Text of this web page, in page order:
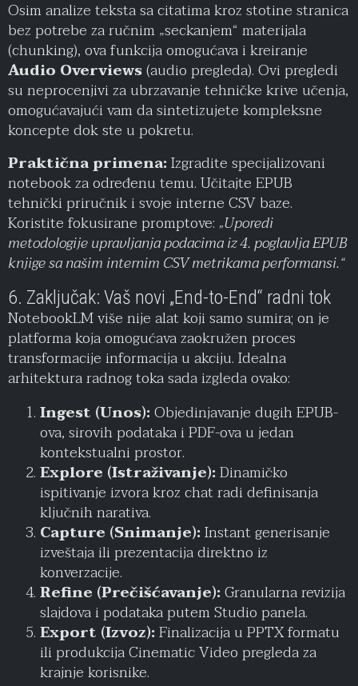
Osim analize teksta sa citatima kroz stotine stranica
bez potrebe za ručnim „seckanjem“ materijala
(chunking), ova funkcija omogućava i kreiranje
Audio Overviews(audio pregleda). Ovi pregledi
su neprocenjivi za ubrzavanje tehničke krive učenja,
omogućavajući vam da sintetizujete kompleksne
koncepte dok ste u pokretu.
Praktična primena:Izgradite specijalizovani
notebook za određenu temu. Učitajte EPUB
tehnički priručnik i svoje interne CSV baze.
Koristite fokusirane promptove:„Uporedi
metodologije upravljanja podacima iz 4. poglavlja EPUB
knjige sa našim internim CSV metrikama performansi.“
6. Zaključak: Vaš novi „End-to-End“ radni tok
NotebookLM više nije alat koji samo sumira; on je
platforma koja omogućava zaokružen proces
transformacije informacija u akciju. Idealna
arhitektura radnog toka sada izgleda ovako:
Ingest (Unos):Objedinjavanje dugih EPUB-
ova, sirovih podataka i PDF-ova u jedan
kontekstualni prostor.
Explore (Istraživanje):Dinamičko
ispitivanje izvora kroz chat radi definisanja
ključnih narativa.
Capture (Snimanje):Instant generisanje
izveštaja ili prezentacija direktno iz
konverzacije.
Refine (Prečišćavanje):Granularna revizija
slajdova i podataka putem Studio panela.
Export (Izvoz):Finalizacija u PPTX formatu
ili produkcija Cinematic Video pregleda za
krajnje korisnike.